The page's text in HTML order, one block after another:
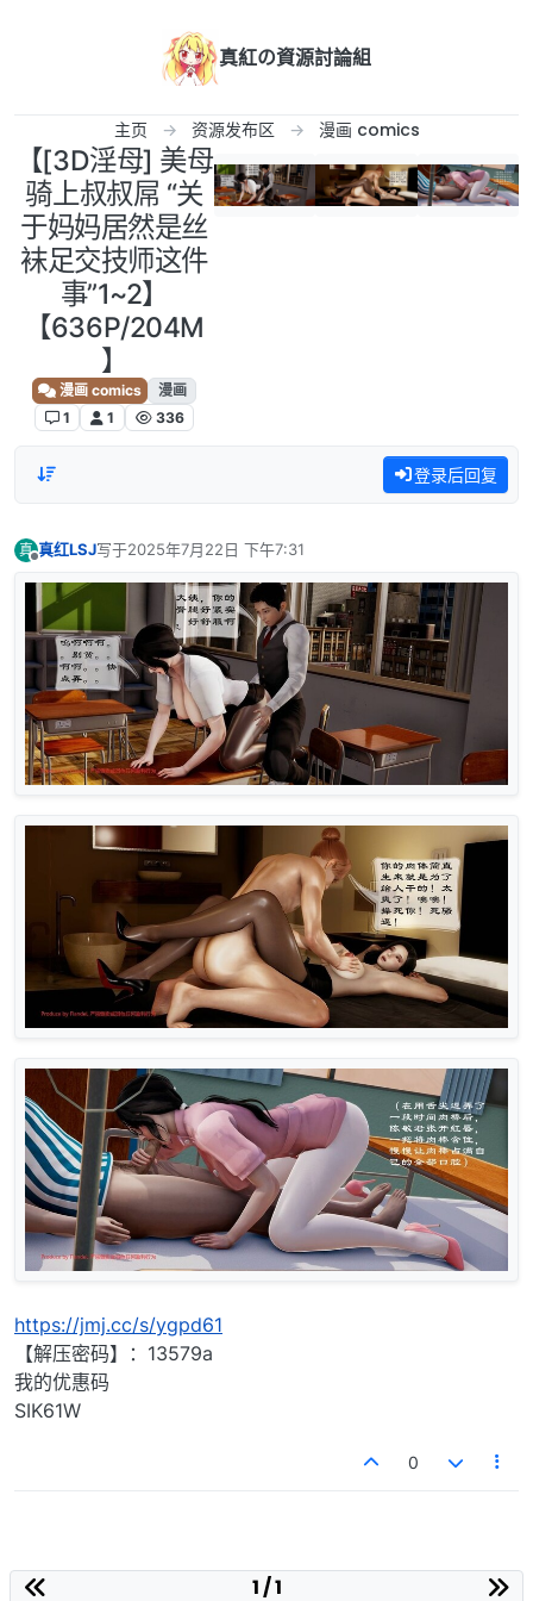
真紅の資源討論組
主页 资源发布区 漫画 comics
【[3D淫母] 美母
骑上叔叔屌 “关
于妈妈居然是丝
袜足交技师这件
事”1~2】
【636P/204M
】
漫画 comics
漫画
1
1 336
登录后回复
真 真红LSJ写于2025年7月22日 下午7:31
最后由 编辑
https://jmj.cc/s/ygpd61
【解压密码】：13579a
我的优惠码
SIK61W
0
1 / 1